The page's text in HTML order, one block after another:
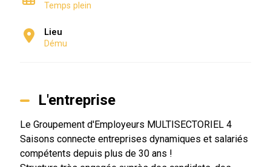
Temps plein
Lieu
Dému
L'entreprise
Le Groupement d'Employeurs MULTISECTORIEL 4
Saisons connecte entreprises dynamiques et salariés
compétents depuis plus de 30 ans !